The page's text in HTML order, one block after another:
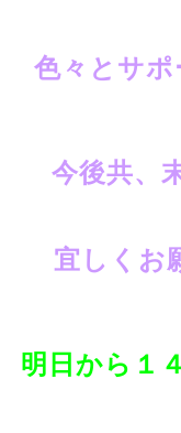
色々とサ
今後共、
宜しくお
明日から１